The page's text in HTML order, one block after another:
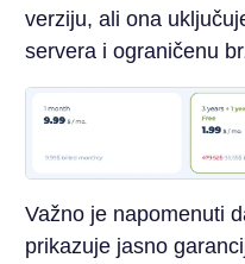
verziju, ali ona
servera i ograničenu
Važno je napomenuti
prikazuje jasno